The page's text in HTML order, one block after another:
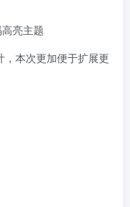
亮主题
本次更加便于扩展更